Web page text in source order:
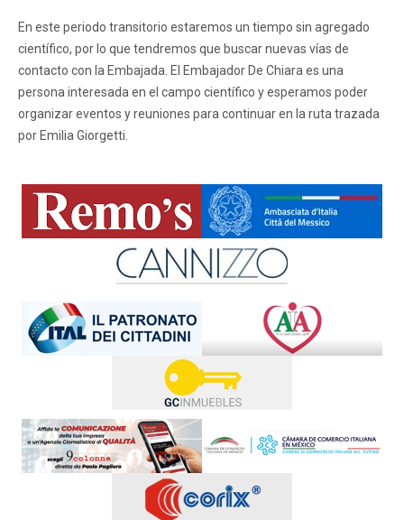
En este periodo transitorio estaremos un tiempo sin agregado
científico, por lo que tendremos que buscar nuevas vías de
contacto con la Embajada. El Embajador De Chiara es una
persona interesada en el campo científico y esperamos poder
organizar eventos y reuniones para continuar en la ruta trazada
por Emilia Giorgetti.